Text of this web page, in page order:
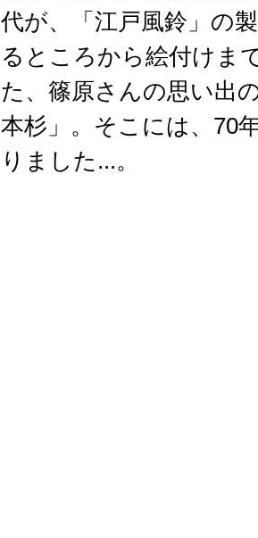
代が、「江戸風鈴」の
るところから絵付けま
た、篠原さんの思い出
本杉」。そこには、70
りました...。